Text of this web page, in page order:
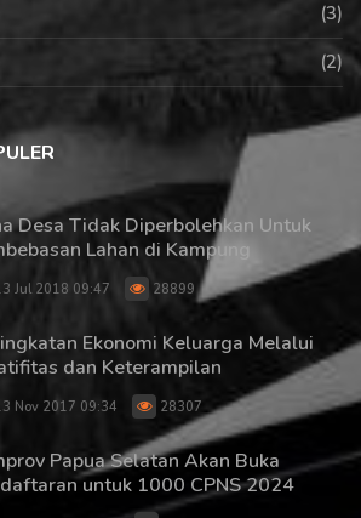
(3)
(2)
Desa Tidak Diperbolehkan Untuk
Lahan di Kampung
Jul 2018 09:47 28899
Ekonomi Keluarga Melalui
dan Keterampilan
Nov 2017 09:34 28307
Papua Selatan Akan Buka
untuk 1000 CPNS 2024